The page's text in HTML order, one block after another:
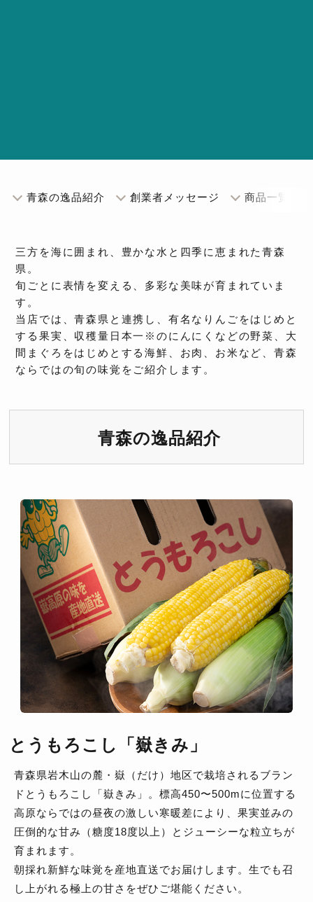
青森の逸品紹介 創業者メッセージ 商品一覧
三方を海に囲まれ、豊かな水と四季に恵まれた青森
県。
旬ごとに表情を変える、多彩な美味が育まれていま
す。
当店では、青森県と連携し、有名なりんごをはじめと
する果実、収穫量日本一※のにんにくなどの野菜、大
間まぐろをはじめとする海鮮、お肉、お米など、青森
ならではの旬の味覚をご紹介します。
青森の逸品紹介
とうもろこし「嶽きみ」
青森県岩木山の麓・嶽（だけ）地区で栽培されるブラン
ドとうもろこし「嶽きみ」。標高450〜500mに位置する
高原ならではの昼夜の激しい寒暖差により、果実並みの
圧倒的な甘み（糖度18度以上）とジューシーな粒立ちが
育まれます。
朝採れ新鮮な味覚を産地直送でお届けします。生でも召
し上がれる極上の甘さをぜひご堪能ください。